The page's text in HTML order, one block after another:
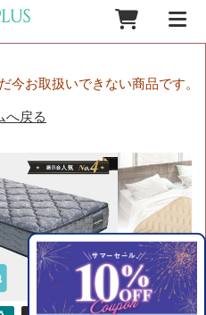
今お取扱いできない商品です。
へ戻る